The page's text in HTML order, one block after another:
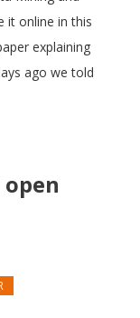
it online in this
explaining
ago we told
open